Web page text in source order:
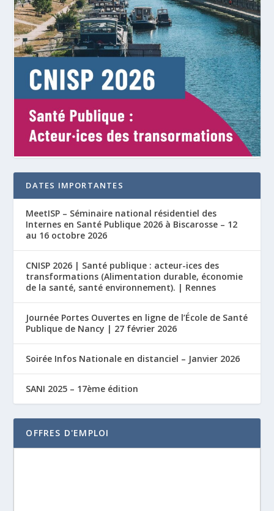
DATES IMPORTANTES
MeetISP – Séminaire national résidentiel des
Internes en Santé Publique 2026 à Biscarosse – 12
au 16 octobre 2026
CNISP 2026 | Santé publique : acteur-ices des
transformations (Alimentation durable, économie
de la santé, santé environnement). | Rennes
Journée Portes Ouvertes en ligne de l’École de Santé
Publique de Nancy | 27 février 2026
Soirée Infos Nationale en distanciel – Janvier 2026
SANI 2025 – 17ème édition
OFFRES D'EMPLOI